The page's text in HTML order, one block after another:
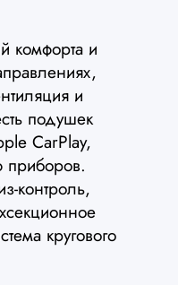
комфорта и
и
подушек
CarPlay,
контроль,
кругового